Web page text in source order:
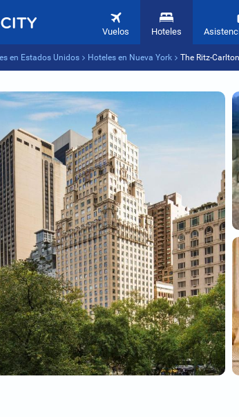
Vuelos Hoteles
en Estados Unidos Hoteles en Nueva York The Ritz-